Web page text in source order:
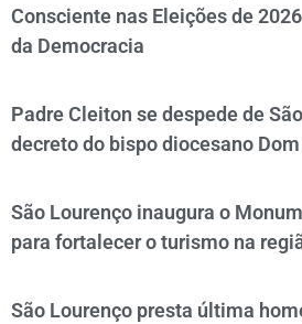
Consciente nas Eleições de
da Democracia
Padre Cleiton se despede de
decreto do bispo diocesano
São Lourenço inaugura o
para fortalecer o turismo na
São Lourenço presta última